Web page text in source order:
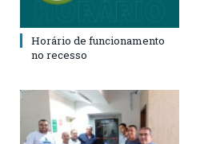
Horário de funcionamento
no recesso